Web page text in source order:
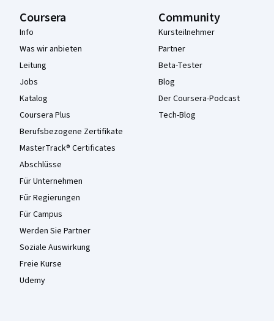
Coursera
Info
Was wir anbieten
Leitung
Jobs
Katalog
Coursera Plus
Berufsbezogene Zertifikate
MasterTrack® Certificates
Abschlüsse
Für Unternehmen
Für Regierungen
Für Campus
Werden Sie Partner
Soziale Auswirkung
Freie Kurse
Udemy
Community
Kursteilnehmer
Partner
Beta-Tester
Blog
Der Coursera-Podcast
Tech-Blog